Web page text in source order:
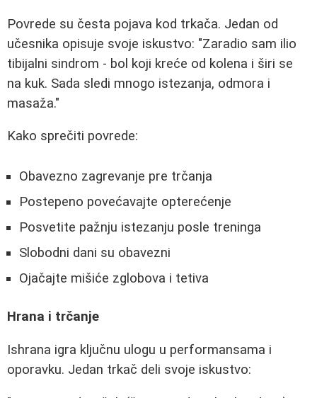
Povrede su česta pojava kod trkača. Jedan od
učesnika opisuje svoje iskustvo: "Zaradio sam ilio
tibijalni sindrom - bol koji kreće od kolena i širi se
na kuk. Sada sledi mnogo istezanja, odmora i
masaža."
Kako sprečiti povrede:
Obavezno zagrevanje pre trčanja
Postepeno povećavajte opterećenje
Posvetite pažnju istezanju posle treninga
Slobodni dani su obavezni
Ojačajte mišiće zglobova i tetiva
Hrana i trčanje
Ishrana igra ključnu ulogu u performansama i
oporavku. Jedan trkač deli svoje iskustvo: